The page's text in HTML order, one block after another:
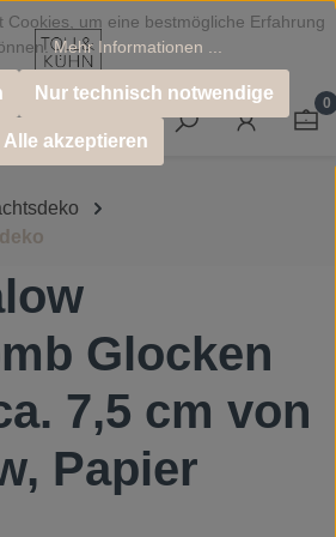
0
Glocken
7,5 cm von
Papier
Cookies, um eine bestmögliche Erfahrung
Mehr Informationen ...
Nur technisch notwendige
Alle akzeptieren